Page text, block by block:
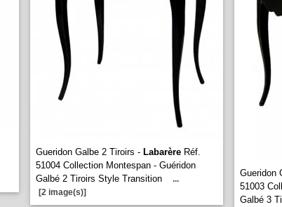
Gueridon Galbe 2 Tiroirs - Labarère Réf.
51004 Collection Montespan - Guéridon
Galbé 2 Tiroirs Style Transition
...
[2 image(s)]
Gueridon
51003
Galbé 3